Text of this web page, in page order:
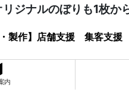
ジナルのぼりも1枚か
・製作】店舗支援 集客支
内